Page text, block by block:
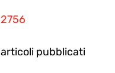
2756
articoli pubblicati